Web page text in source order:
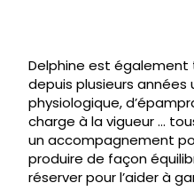
Delphine est également
depuis plusieurs années
physiologique,
charge à la vigueur …
un accompagnement
produire de façon
réserver pour l’aider à